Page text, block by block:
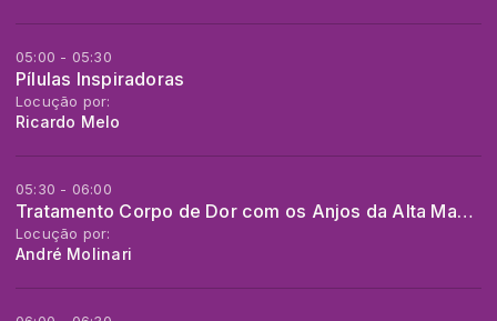
05:00 - 05:30
Pílulas Inspiradoras
Locução por:
Ricardo Melo
05:30 - 06:00
Tratamento Corpo de Dor com os Anjos da Alta Magia
Locução por:
André Molinari